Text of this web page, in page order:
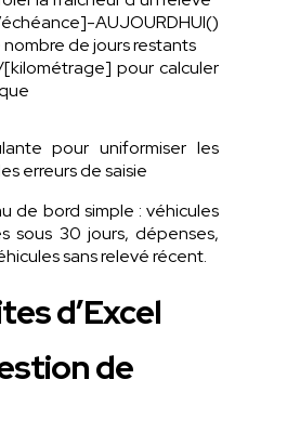
AUJOURDHUI()
de jours restants
pour calculer
pour uniformiser les
erreurs de saisie
de bord simple : véhicules
sous 30 jours, dépenses,
sans relevé récent.
d’Excel
de